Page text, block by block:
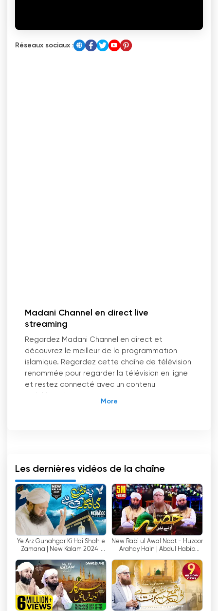
Réseaux sociaux :
Madani Channel en direct live
streaming
Regardez Madani Channel en direct et
découvrez le meilleur de la programmation
islamique. Regardez cette chaîne de télévision
renommée pour regarder la télévision en ligne
et restez connecté avec un contenu
abrutissants, Madani Channel se distingue
conseils éducatifs et sociaux aux gens du
monde entier. Fondée à Karachi, au Pakistan, en
2008, cette chaîne a rapidement gagné en
popularité et est devenue une source fiable
informations et d'éclaircissements pour des
millions de téléspectateurs.
L'une des principales caractéristiques de
Madani Channel est sa capacité à toucher un
public diversifié en diffusant des programmes
dans plusieurs langues, dont l anglais, l'ourdou
et d'autres langues régionales. Ce caractère
Les dernières vidéos de la chaîne
Ye Arz Gunahgar Ki Hai Shah e
Zamana | New Kalam 2024 |
Production
New Rabi ul Awal Naat - Huzoor
Arahay Hain | Abdul Habib